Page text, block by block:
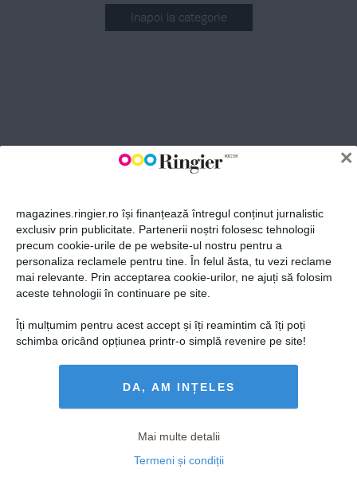
×
magazines.ringier.ro își finanțează întregul conținut jurnalistic
exclusiv prin publicitate. Partenerii noștri folosesc tehnologii
precum cookie-urile de pe website-ul nostru pentru a
personaliza reclamele pentru tine. În felul ăsta, tu vezi reclame
mai relevante. Prin acceptarea cookie-urilor, ne ajuți să folosim
aceste tehnologii în continuare pe site.
Îți mulțumim pentru acest accept și îți reamintim că îți poți
schimba oricând opțiunea printr-o simplă revenire pe site!
DA, AM INȚELES
Mai multe detalii
Termeni și condiții
Inapoi la categorie
ABONEAZĂ-TE
Politica de confidențialitate și
© 2026 Ringier Romania. Toate